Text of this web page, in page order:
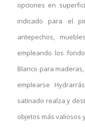
opciones en
indicado para el
antepechos,
empleando los
Blanco para
emplearse
satinado realza y
objetos más valiosos